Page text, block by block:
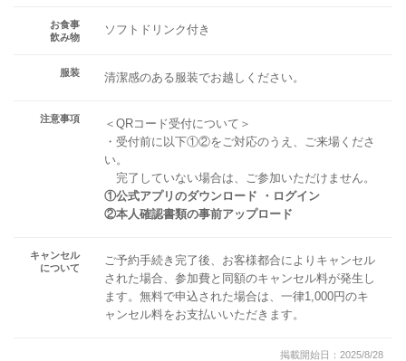
お食事
飲み物
ソフトドリンク付き
服装 清潔感のある服装でお越しください。
注意事項
＜QRコード受付について＞
・受付前に以下①②をご対応のうえ、ご来場くださ
い。
完了していない場合は、ご参加いただけません。
①公式アプリのダウンロード ・ログイン
②本人確認書類の事前アップロード
キャンセル
について
ご予約手続き完了後、お客様都合によりキャンセル
された場合、参加費と同額のキャンセル料が発生し
ます。無料で申込された場合は、一律1,000円のキ
ャンセル料をお支払いいただきます。
掲載開始日：2025/8/28